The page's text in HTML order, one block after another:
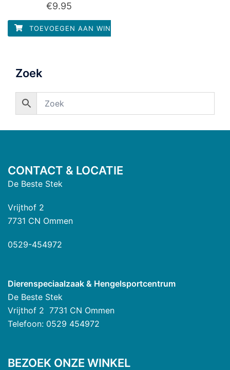
5
€9.95
TOEVOEGEN AAN WINKELWAGEN
Zoek
CONTACT & LOCATIE
De Beste Stek
Vrijthof 2
7731 CN Ommen
0529-454972
Dierenspeciaalzaak & Hengelsportcentrum
De Beste Stek
Vrijthof 2 7731 CN Ommen
Telefoon: 0529 454972
BEZOEK ONZE WINKEL